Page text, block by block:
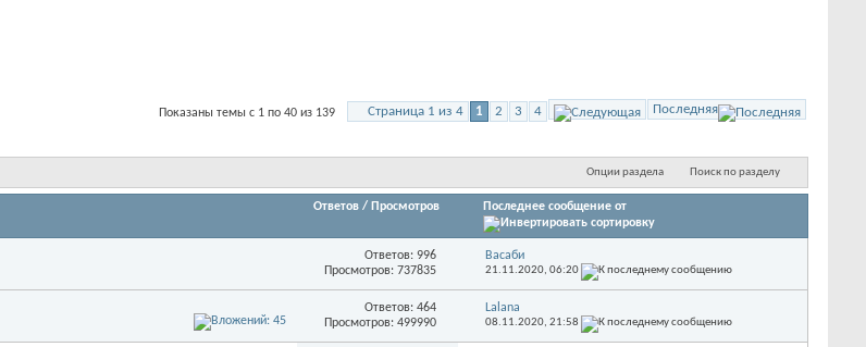
Страница 1 из 4 1 2 3 4 Последняя
Показаны темы с 1 по 40 из 139
Опции раздела Поиск по разделу
Ответов / Просмотров Последнее сообщение от
Ответов: 996
Просмотров: 737835
Васаби
21.11.2020, 06:20
Ответов: 464
Просмотров: 499990
Lalana
08.11.2020, 21:58